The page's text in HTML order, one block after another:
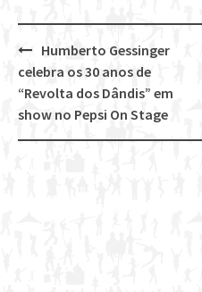
Post
navigation
Humberto Gessinger
celebra os 30 anos de
“Revolta dos Dândis” em
show no Pepsi On Stage